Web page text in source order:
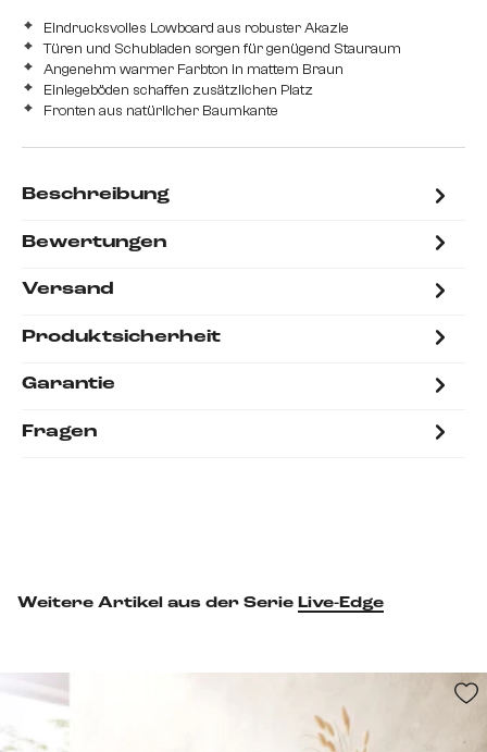
Eindrucksvolles Lowboard aus robuster Akazie
Türen und Schubladen sorgen für genügend Stauraum
Angenehm warmer Farbton in mattem Braun
Einlegeböden schaffen zusätzlichen Platz
Fronten aus natürlicher Baumkante
Beschreibung
Bewertungen
Versand
Produktsicherheit
Garantie
Fragen
Weitere Artikel aus der Serie Live-Edge